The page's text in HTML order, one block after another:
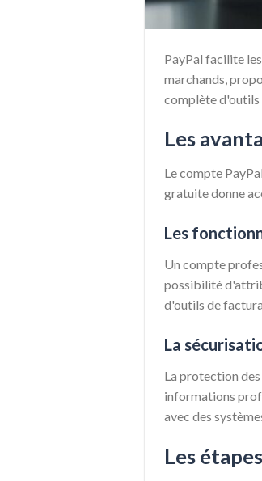
PayPal facilite
marchands,
complète d'outils
Les
Le compte
gratuite donne
Les
Un compte
possibilité
d'outils de
La
La protection
informations
avec des
Les